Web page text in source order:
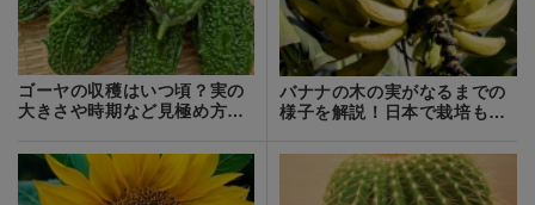
ゴーヤの収穫はいつ頃？実の
大きさや時期など見極め方を
バナナの木の実がなるまでの
様子を解説！日本で栽培もで